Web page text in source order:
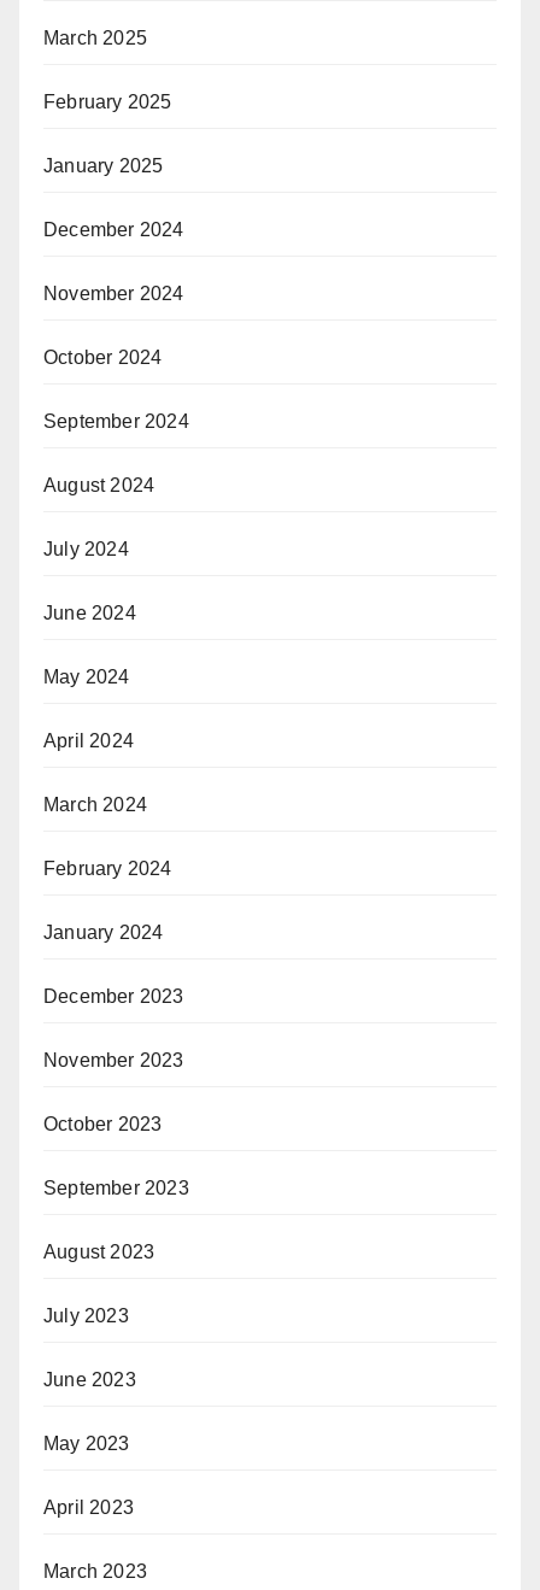
March 2025
February 2025
January 2025
December 2024
November 2024
October 2024
September 2024
August 2024
July 2024
June 2024
May 2024
April 2024
March 2024
February 2024
January 2024
December 2023
November 2023
October 2023
September 2023
August 2023
July 2023
June 2023
May 2023
April 2023
March 2023